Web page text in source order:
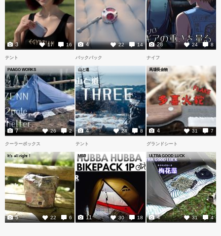
17 16
3 22 14
4 24 8
28
テント
PAAGO WORKS
26 2
7
バックパック
山と道
24 8
4
ナイフ
馬場長金物
31 7
4
クーラーボックス
It's all right！
22 6
5
テント
MSR
30 18
11
グランドシート
ULTRA GOOD LUCK
31 4
4